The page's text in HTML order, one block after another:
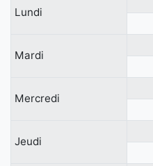
Lundi
Mardi
Mercredi
Jeudi